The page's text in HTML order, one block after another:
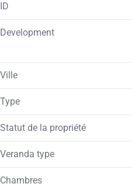
ID
Development
Ville
Type
Statut de la propriété
Veranda type
Chambres